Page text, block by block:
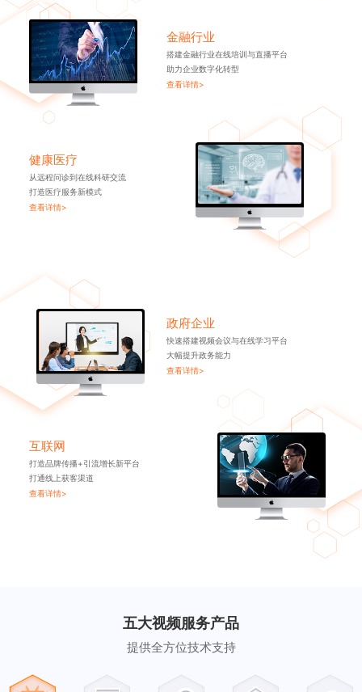
金融行业
搭建金融行业在线培训与直播平台
助力企业数字化转型
查看详情>
健康医疗
从远程问诊到在线科研交流
打造医疗服务新模式
查看详情>
政府企业
快速搭建视频会议与在线学习平台
大幅提升政务能力
查看详情>
互联网
打造品牌传播+引流增长新平台
打通线上获客渠道
查看详情>
五大视频服务产品
提供全方位技术支持